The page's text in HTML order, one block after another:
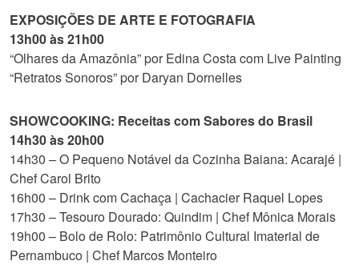
EXPOSIÇÕES DE ARTE E FOTOGRAFIA
13h00 às 21h00
“Olhares da Amazônia” por Edina Costa com Live Painting
“Retratos Sonoros” por Daryan Dornelles
SHOWCOOKING: Receitas com Sabores do Brasil
14h30 às 20h00
14h30 – O Pequeno Notável da Cozinha Baiana: Acarajé |
Chef Carol Brito
16h00 – Drink com Cachaça | Cachacier Raquel Lopes
17h30 – Tesouro Dourado: Quindim | Chef Mônica Morais
19h00 – Bolo de Rolo: Patrimônio Cultural Imaterial de
Pernambuco | Chef Marcos Monteiro